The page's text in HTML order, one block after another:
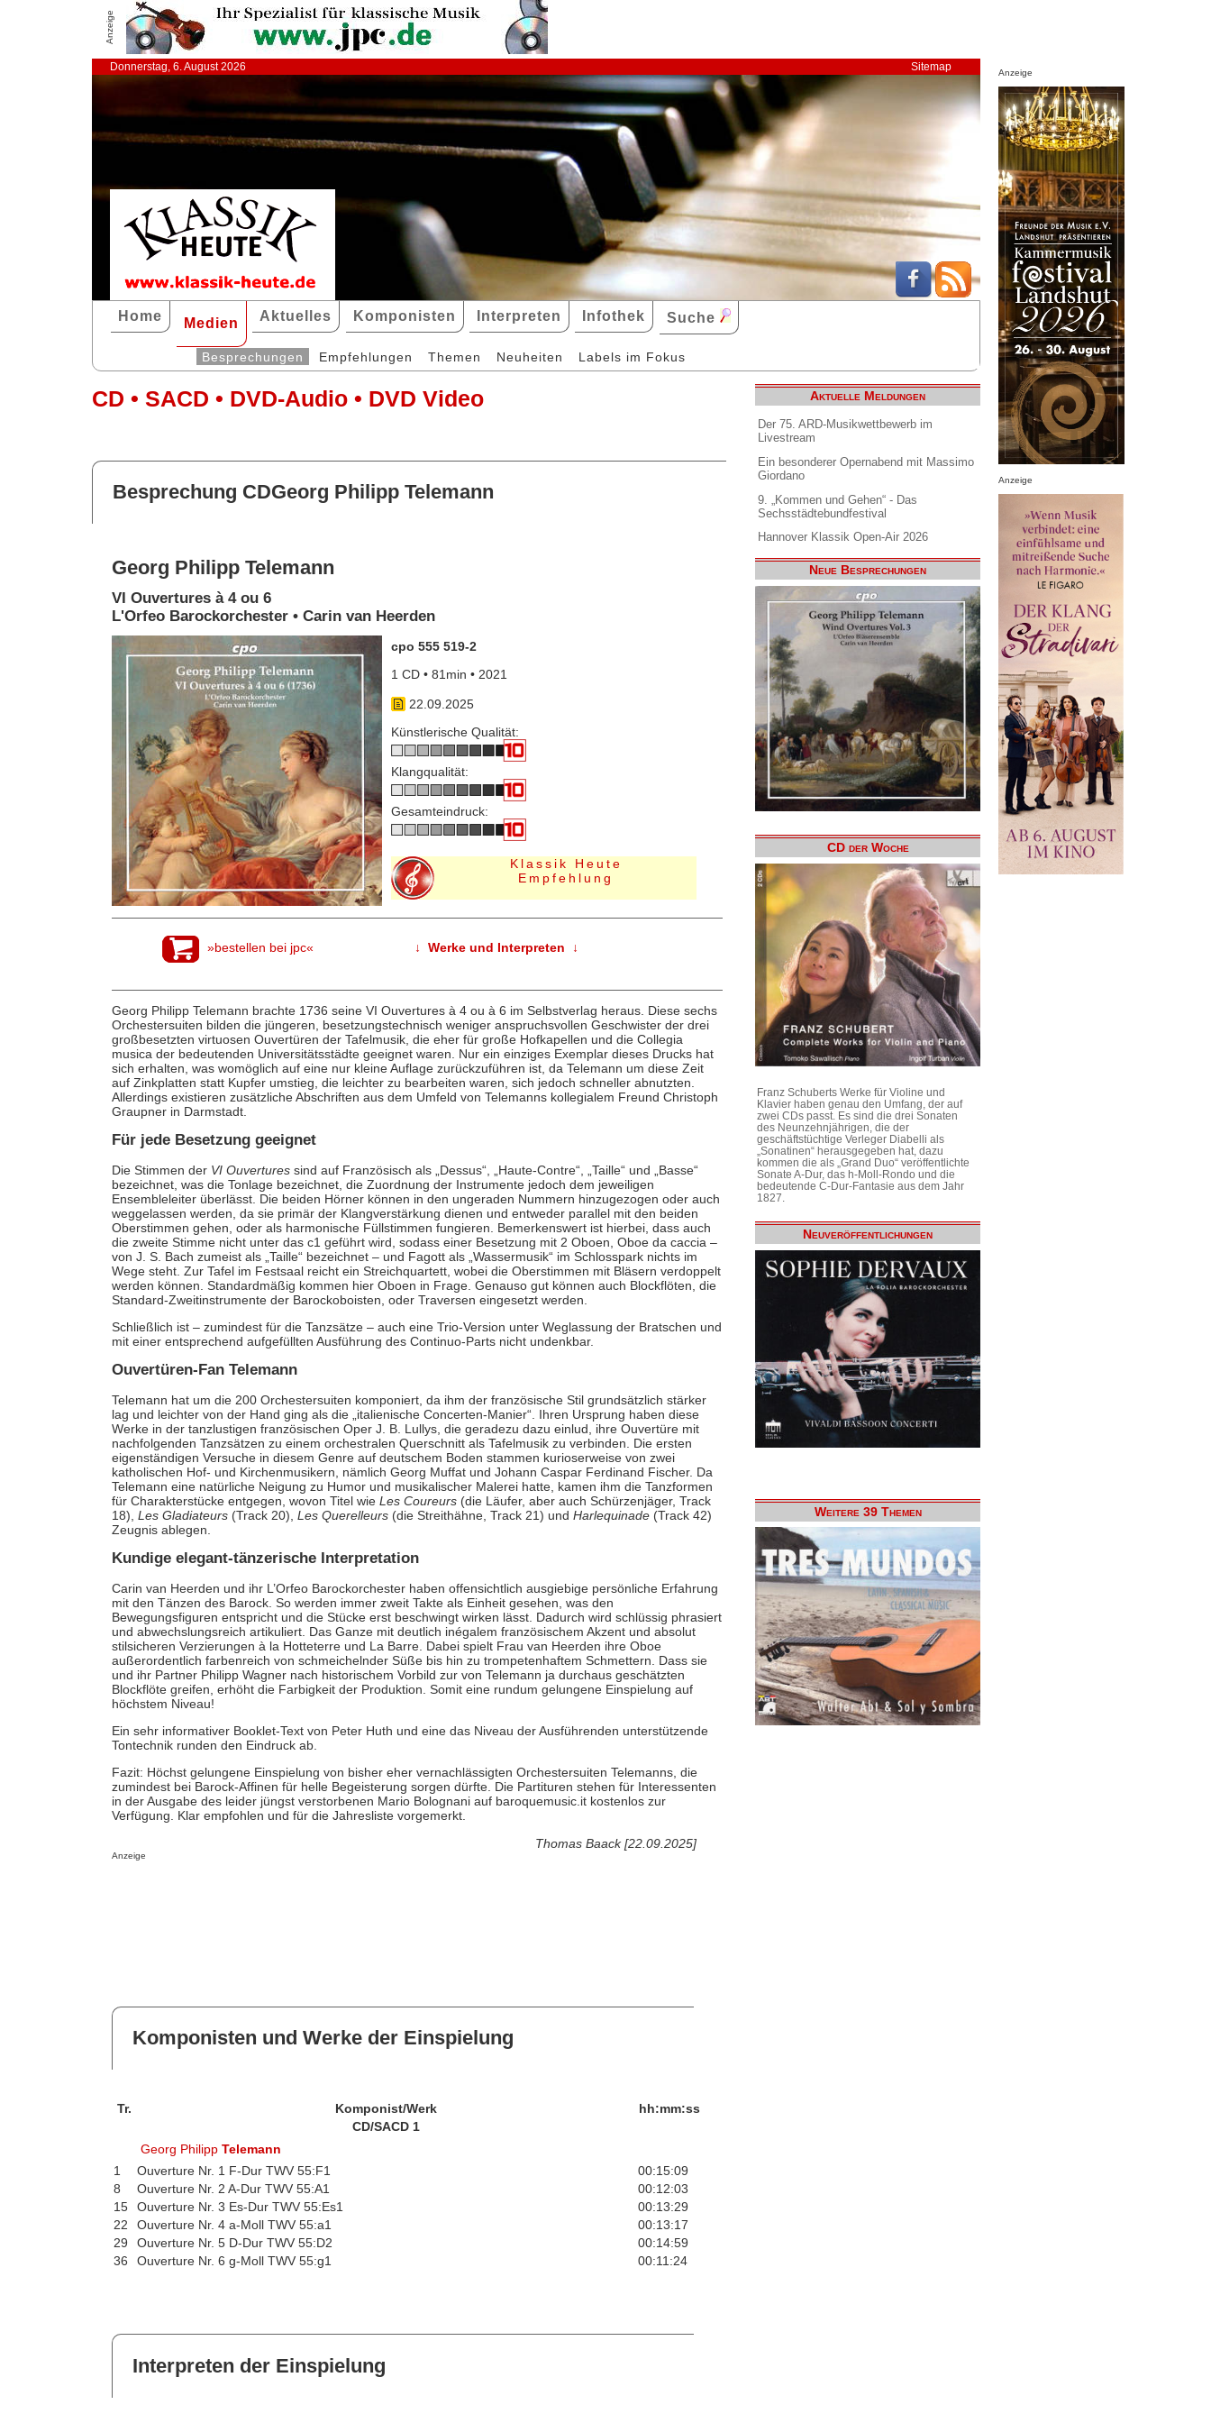
Anzeige
Donnerstag, 6. August 2026 Sitemap
Home Medien Aktuelles Komponisten Interpreten Infothek Suche
Besprechungen Empfehlungen Themen Neuheiten Labels im Fokus
CD • SACD • DVD-Audio • DVD Video
Besprechung CDGeorg Philipp Telemann
Georg Philipp Telemann
VI Ouvertures à 4 ou 6
L'Orfeo Barockorchester • Carin van Heerden
cpo 555 519-2
1 CD • 81min • 2021
22.09.2025
Künstlerische Qualität:
Klangqualität:
Gesamteindruck:
Klassik Heute
Empfehlung
»bestellen bei jpc« ↓ Werke und Interpreten ↓
Georg Philipp Telemann brachte 1736 seine VI Ouvertures à 4 ou à 6 im Selbstverlag heraus. Diese sechs
Orchestersuiten bilden die jüngeren, besetzungstechnisch weniger anspruchsvollen Geschwister der drei
großbesetzten virtuosen Ouvertüren der Tafelmusik, die eher für große Hofkapellen und die Collegia
musica der bedeutenden Universitätsstädte geeignet waren. Nur ein einziges Exemplar dieses Drucks hat
sich erhalten, was womöglich auf eine nur kleine Auflage zurückzuführen ist, da Telemann um diese Zeit
auf Zinkplatten statt Kupfer umstieg, die leichter zu bearbeiten waren, sich jedoch schneller abnutzten.
Allerdings existieren zusätzliche Abschriften aus dem Umfeld von Telemanns kollegialem Freund Christoph
Graupner in Darmstadt.
Für jede Besetzung geeignet
Die Stimmen der VI Ouverturessind auf Französisch als „Dessus“, „Haute-Contre“, „Taille“ und „Basse“
bezeichnet, was die Tonlage bezeichnet, die Zuordnung der Instrumente jedoch dem jeweiligen
Ensembleleiter überlässt. Die beiden Hörner können in den ungeraden Nummern hinzugezogen oder auch
weggelassen werden, da sie primär der Klangverstärkung dienen und entweder parallel mit den beiden
Oberstimmen gehen, oder als harmonische Füllstimmen fungieren. Bemerkenswert ist hierbei, dass auch
die zweite Stimme nicht unter das c1 geführt wird, sodass einer Besetzung mit 2 Oboen, Oboe da caccia –
von J. S. Bach zumeist als „Taille“ bezeichnet – und Fagott als „Wassermusik“ im Schlosspark nichts im
Wege steht. Zur Tafel im Festsaal reicht ein Streichquartett, wobei die Oberstimmen mit Bläsern verdoppelt
werden können. Standardmäßig kommen hier Oboen in Frage. Genauso gut können auch Blockflöten, die
Standard-Zweitinstrumente der Barockoboisten, oder Traversen eingesetzt werden.
Schließlich ist – zumindest für die Tanzsätze – auch eine Trio-Version unter Weglassung der Bratschen und
mit einer entsprechend aufgefüllten Ausführung des Continuo-Parts nicht undenkbar.
Ouvertüren-Fan Telemann
Telemann hat um die 200 Orchestersuiten komponiert, da ihm der französische Stil grundsätzlich stärker
lag und leichter von der Hand ging als die „italienische Concerten-Manier“. Ihren Ursprung haben diese
Werke in der tanzlustigen französischen Oper J. B. Lullys, die geradezu dazu einlud, ihre Ouvertüre mit
nachfolgenden Tanzsätzen zu einem orchestralen Querschnitt als Tafelmusik zu verbinden. Die ersten
eigenständigen Versuche in diesem Genre auf deutschem Boden stammen kurioserweise von zwei
katholischen Hof- und Kirchenmusikern, nämlich Georg Muffat und Johann Caspar Ferdinand Fischer. Da
Telemann eine natürliche Neigung zu Humor und musikalischer Malerei hatte, kamen ihm die Tanzformen
für Charakterstücke entgegen, wovon Titel wie Les Coureurs(die Läufer, aber auch Schürzenjäger, Track
18), Les Gladiateurs(Track 20), Les Querelleurs(die Streithähne, Track 21) und Harlequinade(Track 42)
Zeugnis ablegen.
Kundige elegant-tänzerische Interpretation
Carin van Heerden und ihr L’Orfeo Barockorchester haben offensichtlich ausgiebige persönliche Erfahrung
mit den Tänzen des Barock. So werden immer zweit Takte als Einheit gesehen, was den
Bewegungsfiguren entspricht und die Stücke erst beschwingt wirken lässt. Dadurch wird schlüssig phrasiert
und abwechslungsreich artikuliert. Das Ganze mit deutlich inégalem französischem Akzent und absolut
stilsicheren Verzierungen à la Hotteterre und La Barre. Dabei spielt Frau van Heerden ihre Oboe
außerordentlich farbenreich von schmeichelnder Süße bis hin zu trompetenhaftem Schmettern. Dass sie
und ihr Partner Philipp Wagner nach historischem Vorbild zur von Telemann ja durchaus geschätzten
Blockflöte greifen, erhöht die Farbigkeit der Produktion. Somit eine rundum gelungene Einspielung auf
höchstem Niveau!
Ein sehr informativer Booklet-Text von Peter Huth und eine das Niveau der Ausführenden unterstützende
Tontechnik runden den Eindruck ab.
Fazit: Höchst gelungene Einspielung von bisher eher vernachlässigten Orchestersuiten Telemanns, die
zumindest bei Barock-Affinen für helle Begeisterung sorgen dürfte. Die Partituren stehen für Interessenten
in der Ausgabe des leider jüngst verstorbenen Mario Bolognani auf baroquemusic.it kostenlos zur
Verfügung. Klar empfohlen und für die Jahresliste vorgemerkt.
Thomas Baack [22.09.2025]
Anzeige
Komponisten und Werke der Einspielung
Tr. Komponist/Werk
hh:mm:ss
CD/SACD 1
Georg PhilippTelemann
1
Ouverture Nr. 1 F-Dur TWV 55:F1
00:15:09
8
Ouverture Nr. 2 A-Dur TWV 55:A1
00:12:03
15
Ouverture Nr. 3 Es-Dur TWV 55:Es1
00:13:29
22
Ouverture Nr. 4 a-Moll TWV 55:a1
00:13:17
29
Ouverture Nr. 5 D-Dur TWV 55:D2
00:14:59
36
Ouverture Nr. 6 g-Moll TWV 55:g1 00:11:24
Interpreten der Einspielung
Aktuelle Meldungen
Der 75. ARD-Musikwettbewerb im
Livestream
Ein besonderer Opernabend mit Massimo
Giordano
9. „Kommen und Gehen“ - Das
Sechsstädtebundfestival
Hannover Klassik Open-Air 2026
Neue Besprechungen
CD der Woche
Franz Schuberts Werke für Violine und
Klavier haben genau den Umfang, der auf
zwei CDs passt. Es sind die drei Sonaten
des Neunzehnjährigen, die der
geschäftstüchtige Verleger Diabelli als
„Sonatinen“ herausgegeben hat, dazu
kommen die als „Grand Duo“ veröffentlichte
Sonate A-Dur, das h-Moll-Rondo und die
bedeutende C-Dur-Fantasie aus dem Jahr
1827.
Neuveröffentlichungen
Weitere 39 Themen
Anzeige
Anzeige